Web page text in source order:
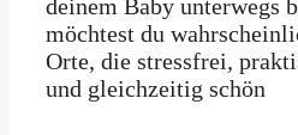
deinem Baby unterwegs
möchtest du
Orte, die stressfrei,
und gleichzeitig schön